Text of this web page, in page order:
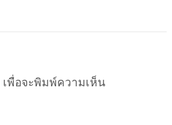
เพื่อจะพิมพ์ความเห็น